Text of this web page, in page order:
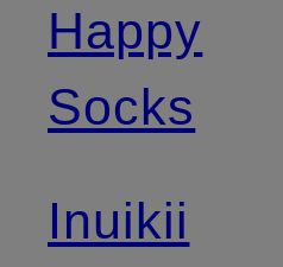
Happy
Socks
Inuikii